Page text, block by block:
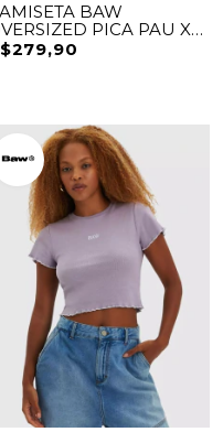
BAW
PICA PAU X